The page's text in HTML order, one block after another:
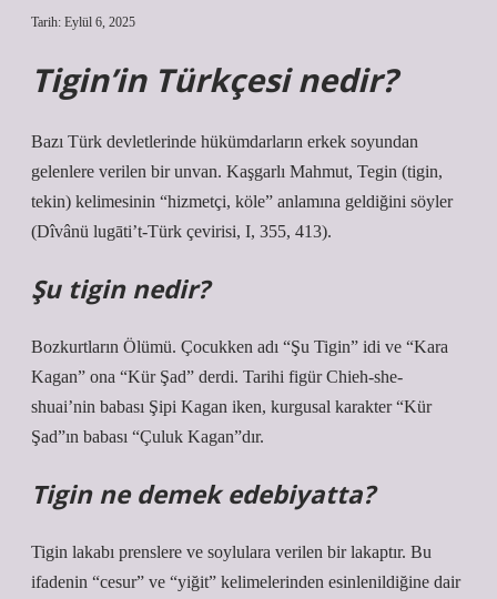
Tarih: Eylül 6, 2025
Tigin’in Türkçesi nedir?
Bazı Türk devletlerinde hükümdarların erkek soyundan
gelenlere verilen bir unvan. Kaşgarlı Mahmut, Tegin (tigin,
tekin) kelimesinin “hizmetçi, köle” anlamına geldiğini söyler
(Dîvânü lugāti’t-Türk çevirisi, I, 355, 413).
Şu tigin nedir?
Bozkurtların Ölümü. Çocukken adı “Şu Tigin” idi ve “Kara
Kagan” ona “Kür Şad” derdi. Tarihi figür Chieh-she-
shuai’nin babası Şipi Kagan iken, kurgusal karakter “Kür
Şad”ın babası “Çuluk Kagan”dır.
Tigin ne demek edebiyatta?
Tigin lakabı prenslere ve soylulara verilen bir lakaptır. Bu
ifadenin “cesur” ve “yiğit” kelimelerinden esinlenildiğine dair